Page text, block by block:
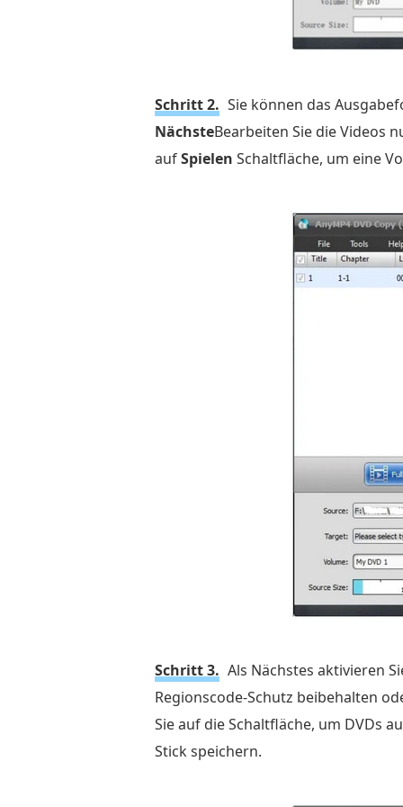
auf
einen
Schritt 2. Sie können das
NächsteBearbeiten Sie die Videos
aufSpielen Schaltfläche, um eine
Schritt 3. Als Nächstes aktivieren
Regionscode-Schutz beibehalten
Sie auf die Schaltfläche, um DVDs
Stick speichern.